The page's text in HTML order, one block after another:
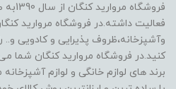
فعالیت داشته.در فروشگاه مروارید
وآشپزخانه،ظروف پذیرایی و کادویی و..
کنید.در فروشگاه مروارید کنگان شما
برند های لوازم خانگی و لوازم